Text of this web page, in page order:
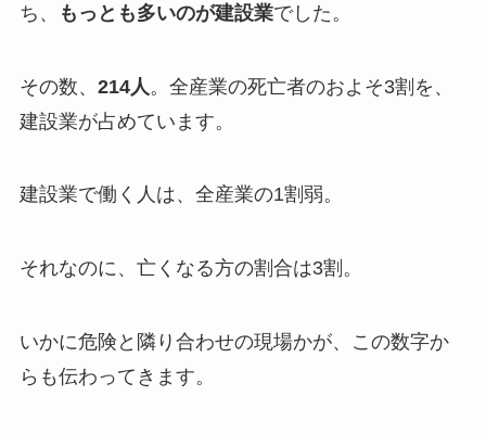
ち、
もっとも多いのが建設業でした。
その数、 214人 。全産業の死亡者のおよそ3割を、
建設業が占めています。
建設業で働く人は、全産業の1割弱。
それなのに、亡くなる方の割合は3割。
いかに危険と隣り合わせの現場かが、この数字か
らも伝わってきます。